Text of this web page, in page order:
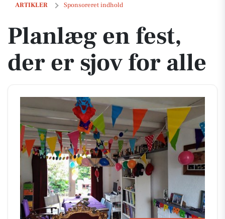
ARTIKLER Sponsoreret indhold
Planlæg en fest, der er sjov for alle
Planlæg en fest,
der er sjov for alle